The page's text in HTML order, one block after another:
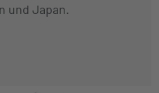
und Japan.